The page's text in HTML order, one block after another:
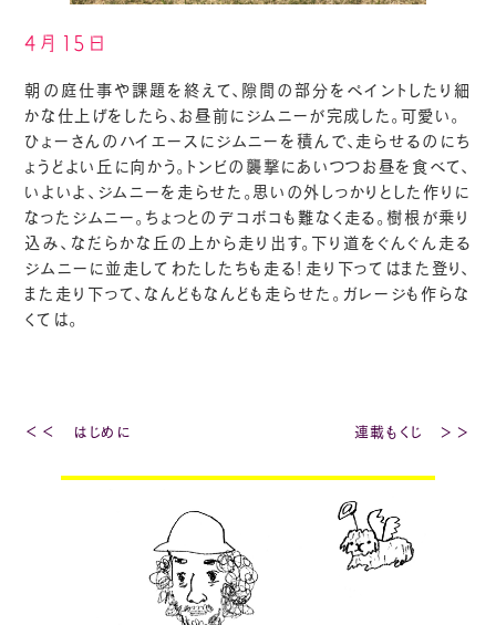
4月15日
朝の庭仕事や課題を終えて、隙間の部分をペイントしたり細
かな仕上げをしたら、お昼前にジムニーが完成した。可愛い。
ひょーさんのハイエースにジムニーを積んで、走らせるのにち
ょうどよい丘に向かう。トンビの襲撃にあいつつお昼を食べて、
いよいよ、ジムニーを走らせた。思いの外しっかりとした作りに
なったジムニー。ちょっとのデコボコも難なく走る。樹根が乗り
込み、なだらかな丘の上から走り出す。下り道をぐんぐん走る
ジムニーに並走してわたしたちも走る！走り下ってはまた登り、
また走り下って、なんどもなんども走らせた。ガレージも作らな
くては。
＜＜ はじめに 連載もくじ ＞＞